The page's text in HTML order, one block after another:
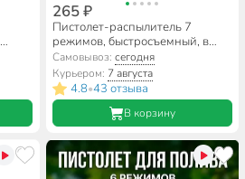
265 ₽
Пистолет-распылитель 7
режимов, быстросъемный, в
блистере с клипсой, Grandy, JS-
9528
Самовывоз: сегодня
Курьером: 7 августа
4.8•43 отзыва
В корзину